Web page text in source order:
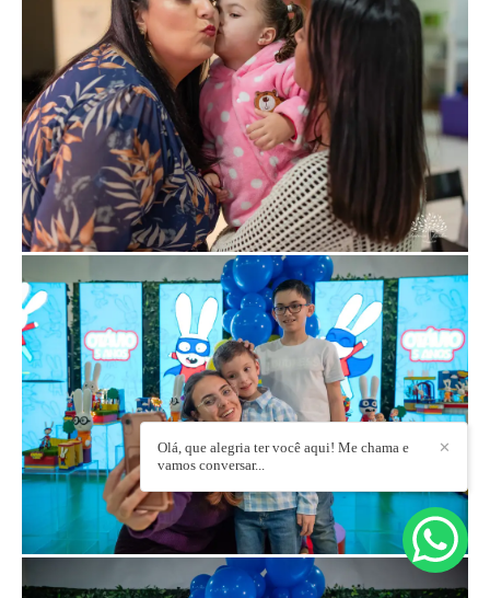
✕
Olá, que alegria ter você aqui! Me chama e
vamos conversar...